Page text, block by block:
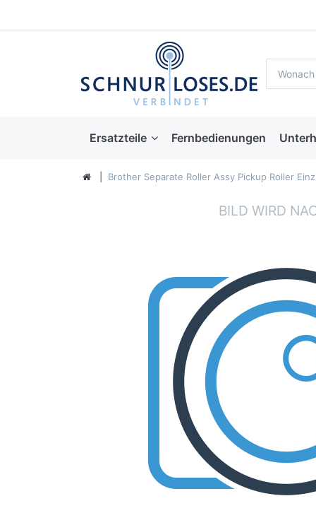
Ersatzteile Fernbedienungen
Brother Separate Roller Assy Pickup Roller